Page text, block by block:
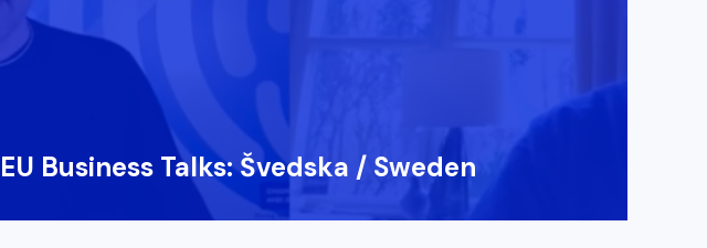
EU Business Talks: Švedska / Sweden